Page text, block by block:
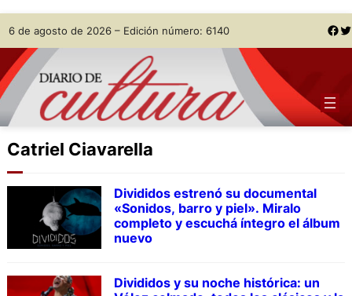
Skip
to
content
6 de agosto de 2026 – Edición número: 6140 Facebook Twitter
Catriel Ciavarella
Divididos estrenó su documental
«Sonidos, barro y piel». Miralo
completo y escuchá íntegro el álbum
nuevo
Divididos y su noche histórica: un